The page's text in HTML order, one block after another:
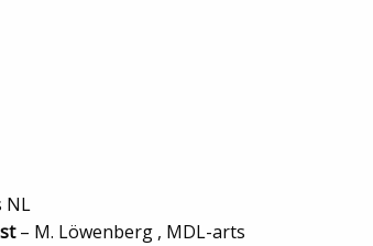
NL
– M. Löwenberg , MDL-arts